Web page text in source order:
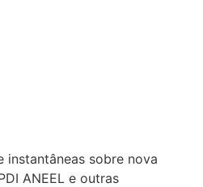
instantâneas sobre nova
ANEEL e outras